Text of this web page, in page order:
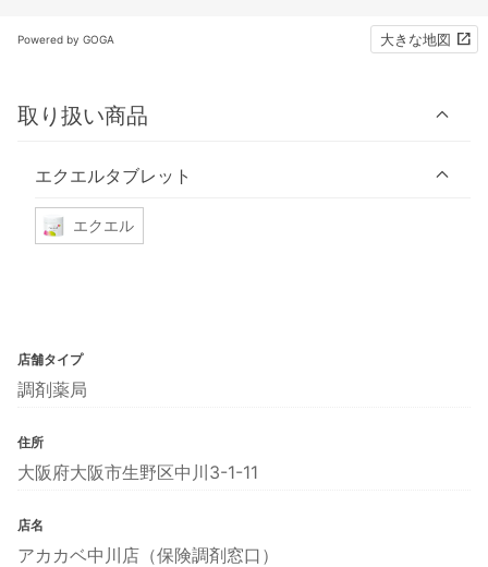
Powered by GOGA 大きな地図
取り扱い商品
エクエルタブレット
エクエル
店舗タイプ
調剤薬局
住所
大阪府大阪市生野区中川3-1-11
店名
アカカベ中川店（保険調剤窓口）